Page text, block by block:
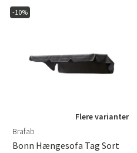
-10%
Flere varianter
Brafab
Bonn Hængesofa Tag Sort